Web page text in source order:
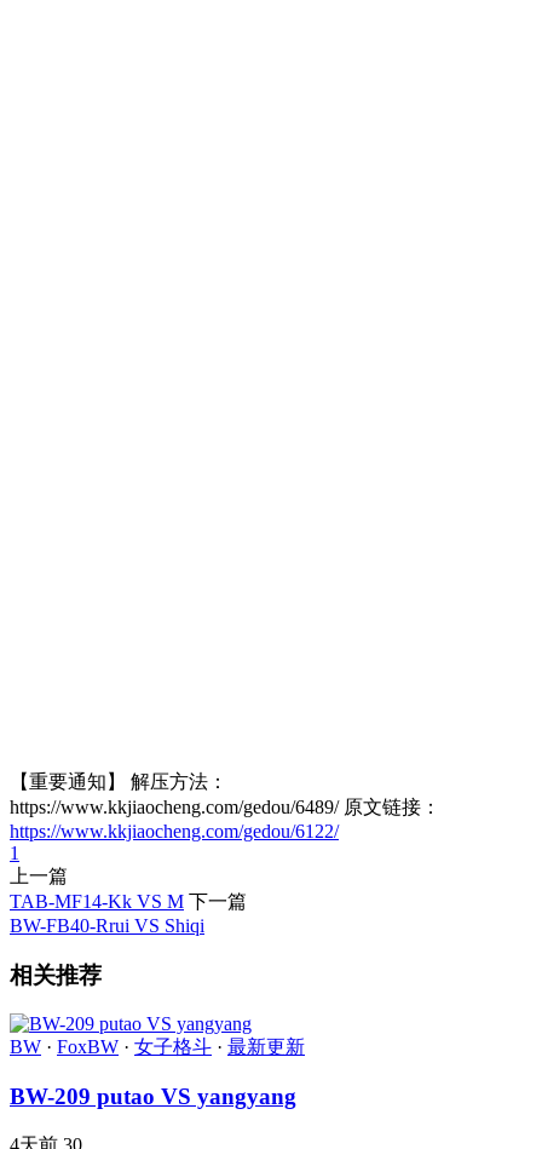
【重要通知】 解压方法：
https://www.kkjiaocheng.com/gedou/6489/ 原文链接：
https://www.kkjiaocheng.com/gedou/6122/
1
上一篇
TAB-MF14-Kk VS M 下一篇
BW-FB40-Rrui VS Shiqi
相关推荐
BW · FoxBW · 女子格斗 · 最新更新
BW-209 putao VS yangyang
4天前 30